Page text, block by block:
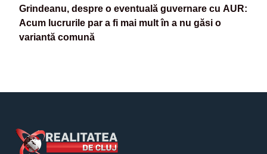
Grindeanu, despre o eventuală guvernare cu AUR:
Acum lucrurile par a fi mai mult în a nu găsi o
variantă comună